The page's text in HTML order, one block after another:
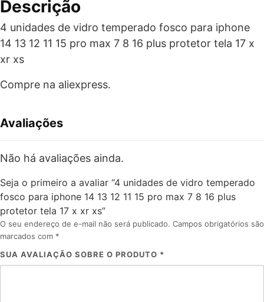
Descrição
4 unidades de vidro temperado fosco para iphone
14 13 12 11 15 pro max 7 8 16 plus protetor tela 17 x
xr xs
Compre na aliexpress.
Avaliações
Não há avaliações ainda.
Seja o primeiro a avaliar “4 unidades de vidro temperado
fosco para iphone 14 13 12 11 15 pro max 7 8 16 plus
protetor tela 17 x xr xs”
O seu endereço de e-mail não será publicado. Campos obrigatórios são
marcados com *
SUA AVALIAÇÃO SOBRE O PRODUTO *